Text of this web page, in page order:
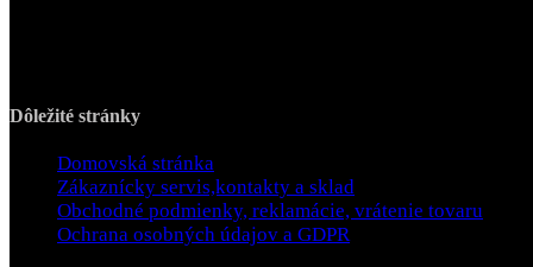
Dôležité stránky
Domovská stránka
Zákaznícky servis,kontakty a sklad
Obchodné podmienky, reklamácie, vrátenie tovaru
Ochrana osobných údajov a GDPR